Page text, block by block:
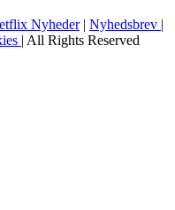
Nyheder| Nyhedsbrev |
| All Rights Reserved